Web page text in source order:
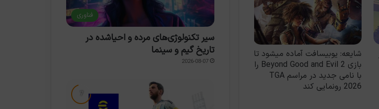
شایعه: یوبیسافت آماده میشود تا
بازی Beyond Good and Evil 2 را
با نامی جدید در مراسم TGA
2026 رونمایی کند
دیسک بازی موقتیه، بازی
دیجیتالی موقتیه، من موقتی‌ام تو
فناوری
سیر تکنولوژی‌های مرده و احیاشده در
تاریخ گیم و سینما
2026-08-07